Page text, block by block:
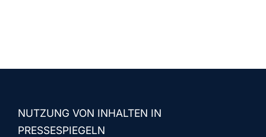
NUTZUNG VON INHALTEN IN
PRESSESPIEGELN